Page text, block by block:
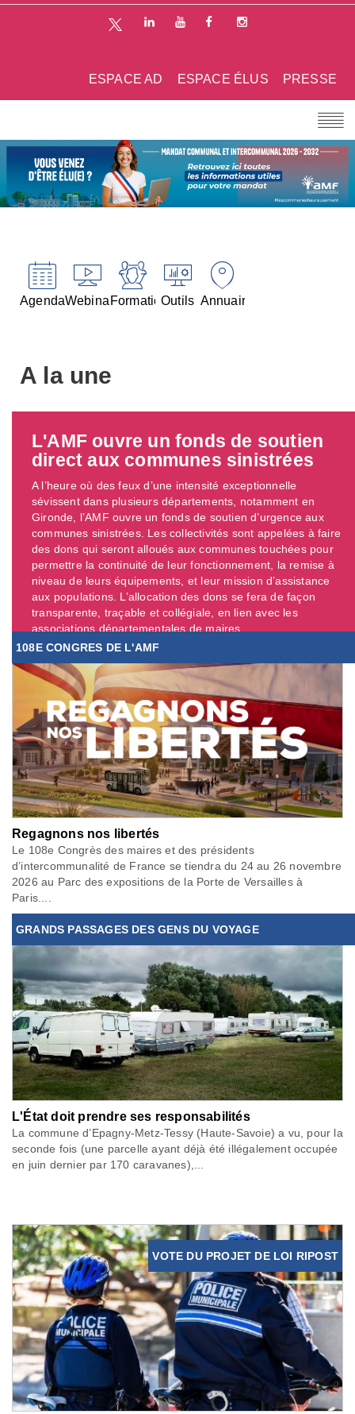
PRESSE
ESPACE ÉLUS
ESPACE AD
AgendaWebinairesFormationsOutils Annuaires
A la une
L'AMF ouvre un fonds de soutien
direct aux communes sinistrées
A l’heure où des feux d’une intensité exceptionnelle
sévissent dans plusieurs départements, notamment en
Gironde, l’AMF ouvre un fonds de soutien d’urgence aux
communes sinistrées. Les collectivités sont appelées à faire
des dons qui seront alloués aux communes touchées pour
permettre la continuité de leur fonctionnement, la remise à
niveau de leurs équipements, et leur mission d’assistance
aux populations. L’allocation des dons se fera de façon
transparente, traçable et collégiale, en lien avec les
associations départementales de maires. ...
108E CONGRES DE L'AMF
Regagnons nos libertés
Le 108e Congrès des maires et des présidents
d’intercommunalité de France se tiendra du 24 au 26 novembre
2026 au Parc des expositions de la Porte de Versailles à
Paris....
GRANDS PASSAGES DES GENS DU VOYAGE
L'État doit prendre ses responsabilités
La commune d’Epagny-Metz-Tessy (Haute-Savoie) a vu, pour la
seconde fois (une parcelle ayant déjà été illégalement occupée
en juin dernier par 170 caravanes),...
VOTE DU PROJET DE LOI RIPOST